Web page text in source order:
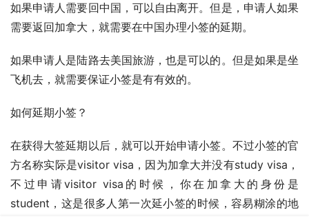
如果申请人需要回中国，可以自由离开。但是，申请人如果
需要返回加拿大，就需要在中国办理小签的延期。
如果申请人是陆路去美国旅游，也是可以的。但是如果是坐
飞机去，就需要保证小签是有有效的。
如何延期小签？
在获得大签延期以后，就可以开始申请小签。不过小签的官
方名称实际是visitor visa，因为加拿大并没有study visa，
不过申请visitor visa的时候，你在加拿大的身份是
student，这是很多人第一次延小签的时候，容易糊涂的地